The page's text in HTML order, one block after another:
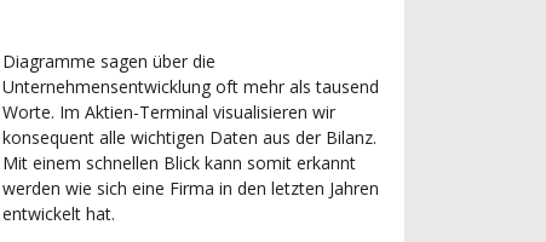
Diagramme sagen über die
Unternehmensentwicklung oft mehr als tausend
Worte. Im Aktien-Terminal visualisieren wir
konsequent alle wichtigen Daten aus der Bilanz.
Mit einem schnellen Blick kann somit erkannt
werden wie sich eine Firma in den letzten Jahren
entwickelt hat.